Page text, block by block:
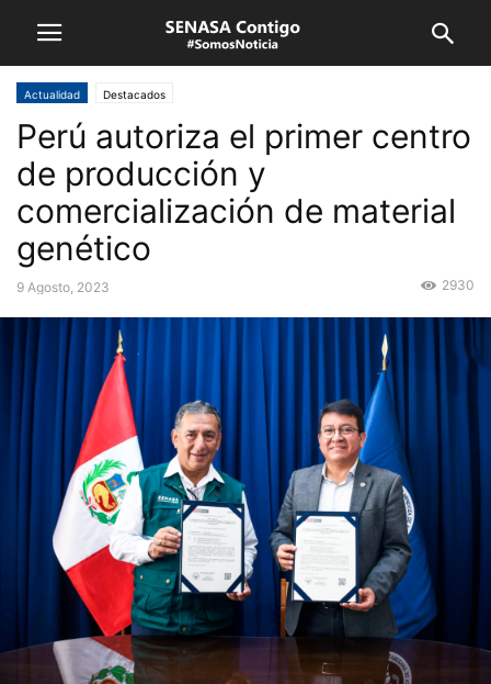
Actualidad Destacados
Perú autoriza el primer centro
de producción y
comercialización de material
genético
9 Agosto, 2023 2930